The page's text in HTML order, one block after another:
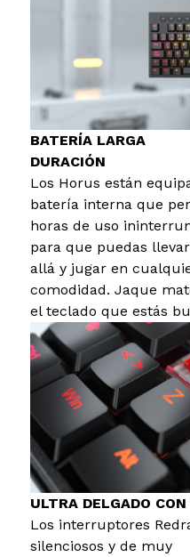
BATERÍA LARGA
DURACIÓN
Los Horus están
batería interna que
horas de uso
para que puedas
allá y jugar en
comodidad. Jaque
el teclado que estás
ULTRA DELGADO
Los interruptores
silenciosos y de muy